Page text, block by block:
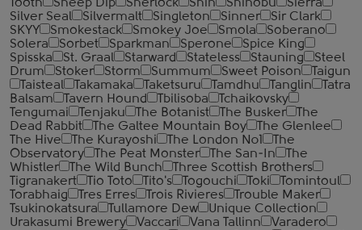
Tooth
Sheep Dip Sherlock Shin Shinobu
Sierra
Silver Seal
Silvermalt Singleton Sinner
Sir Clark
SKYY
Smokestack Smokey Joe Smola
Soberano
Solera
Sorbet Sparkman Sperone
Spice King
Spisska
St. Graal Starward Stateless Stauning
Steel
Drum
Stoker Storm Summum Sweet Poison
Taigun
Taisteal
Takamaka Taketsuru Tamdhu Tanglin
Tatra
Balsam
Tavern Hound Tbilisoba
Tchaikovsky
Tengumai
Tenjaku The Botanist The Busker
The
Dead Rabbit
The Galtee Mountain Boy
The Glenlee
The Hive
The Kurayoshi The London №1
The
Observatory
The Peat Monster The San-In
The
Whistler
The Wild Bunch
Three Scottish Brothers
Tigranakert
Tio Toto Tito's Togouchi Toki
Tomintoul
Torabhaig
Tres Erres Trois Rivieres
Trouble Maker
Tsukinokatsura
Tullamore Dew
Unique Collection
Urakasumi Brewery
Vaccari Vana Tallinn
Varadero